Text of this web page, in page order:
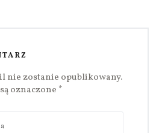
nie zostanie opublikowany.
oznaczone *